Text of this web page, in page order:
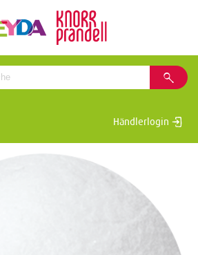
Händlerlogin